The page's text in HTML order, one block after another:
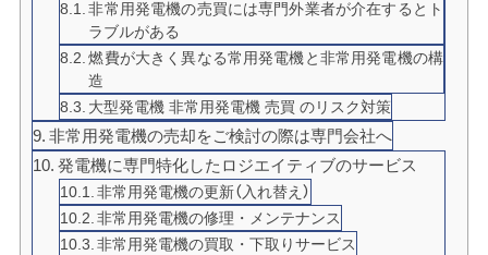
非常用発電機の売買には専門外業者が介在するとト
ラブルがある
燃費が大きく異なる常用発電機と非常用発電機の構
造
大型発電機 非常用発電機 売買 のリスク対策
非常用発電機の売却をご検討の際は専門会社へ
発電機に専門特化したロジエイティブのサービス
非常用発電機の更新（入れ替え）
非常用発電機の修理・メンテナンス
非常用発電機の買取・下取りサービス